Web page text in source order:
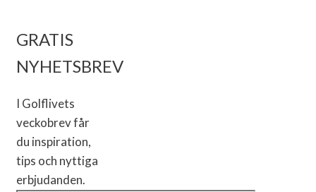
GRATIS
NYHETSBREV
I Golflivets
veckobrev får
du inspiration,
tips och nyttiga
erbjudanden.